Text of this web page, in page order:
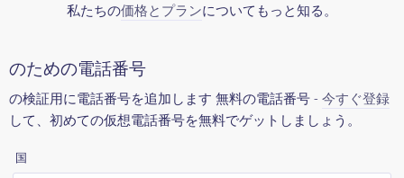
私たちの価格とプランについてもっと知る。
のための電話番号
の検証用に電話番号を追加します 無料の電話番号 - 今すぐ登録
して、初めての仮想電話番号を無料でゲットしましょう。
国